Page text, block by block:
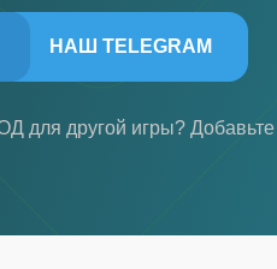
НАШ TELEGRAM
для другой игры? Добавьте